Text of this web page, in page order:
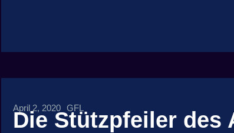
April 2, 2020 GFL
Die Stützpfeiler des